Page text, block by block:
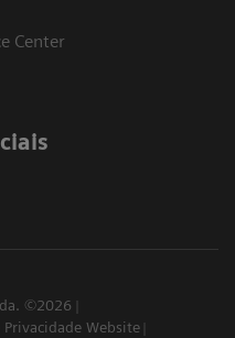
Center
©2026
Website